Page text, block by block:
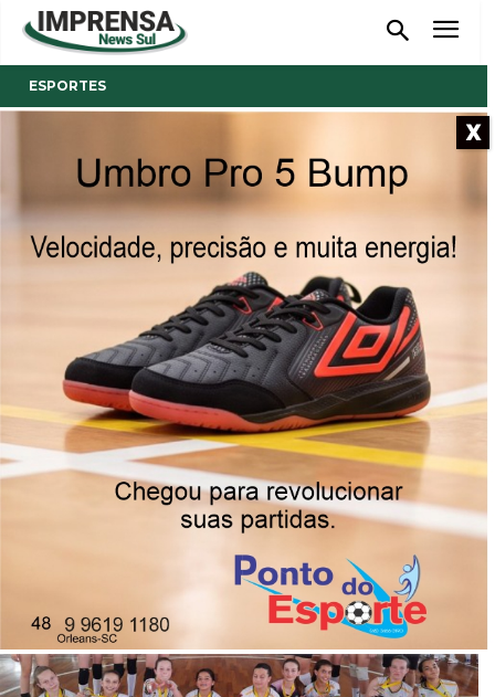
ESPORTES
Meninas do Sub 13 de São
Ludgero são campeãs da Liga
Voleibol Estadual de Santa
Catarina
Reinaldo Coan 05/12/2023
X